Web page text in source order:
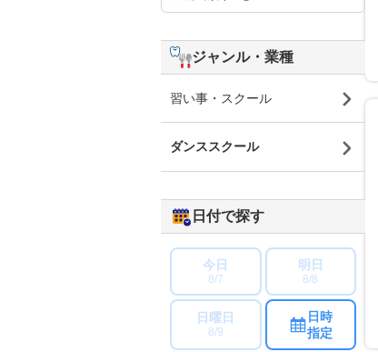
ジャンル・業種
習い事・スクール
ダンススクール
日付で探す
今日
8/7
明日
8/8
日曜日
8/9
日時
指定